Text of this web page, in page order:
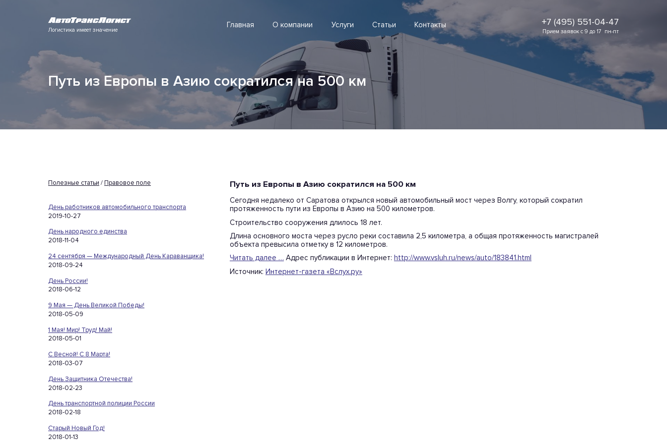
Логистика имеет значение
Главная О компании Услуги Статьи Контакты +7 (495) 551-04-47
Прием заявок с 9 до 17  пн-пт
Путь из Европы в Азию сократился на 500 км
Полезные статьи / Правовое поле
День работников автомобильного транспорта
2019-10-27
День народного единства
2018-11-04
24 сентября — Международный День Караванщика!
2018-09-24
День России!
2018-06-12
9 Мая — День Великой Победы!
2018-05-09
1 Мая! Мир! Труд! Май!
2018-05-01
С Весной! С 8 Марта!
2018-03-07
День Защитника Отечества!
2018-02-23
День транспортной полиции России
2018-02-18
Старый Новый Год!
2018-01-13
Путь из Европы в Азию сократился на 500 км
Сегодня недалеко от Саратова открылся новый автомобильный мост через Волгу, который сократил
протяженность пути из Европы в Азию на 500 километров.
Строительство сооружения длилось 18 лет.
Длина основного моста через русло реки составила 2,5 километра, а общая протяженность магистралей
объекта превысила отметку в 12 километров.
Читать далее … Адрес публикации в Интернет: http://www.vsluh.ru/news/auto/183841.html
Источник: Интернет-газета «Вслух.ру»